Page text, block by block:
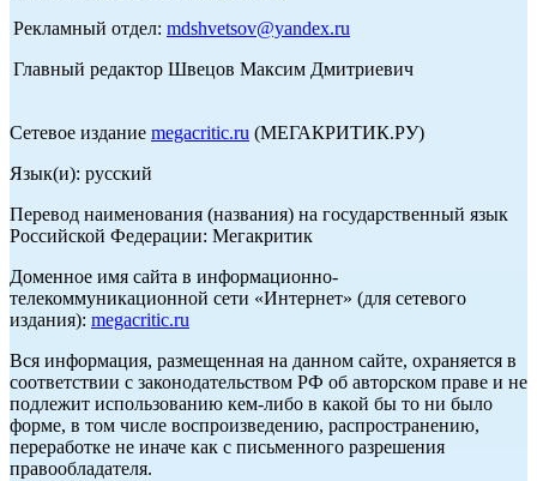
Рекламный отдел: mdshvetsov@yandex.ru
Главный редактор Швецов Максим Дмитриевич
Сетевое издание megacritic.ru (МЕГАКРИТИК.РУ)
Язык(и): русский
Перевод наименования (названия) на государственный язык
Российской Федерации: Мегакритик
Доменное имя сайта в информационно-
телекоммуникационной сети «Интернет» (для сетевого
издания): megacritic.ru
Вся информация, размещенная на данном сайте, охраняется в
соответствии с законодательством РФ об авторском праве и не
подлежит использованию кем-либо в какой бы то ни было
форме, в том числе воспроизведению, распространению,
переработке не иначе как с письменного разрешения
правообладателя.